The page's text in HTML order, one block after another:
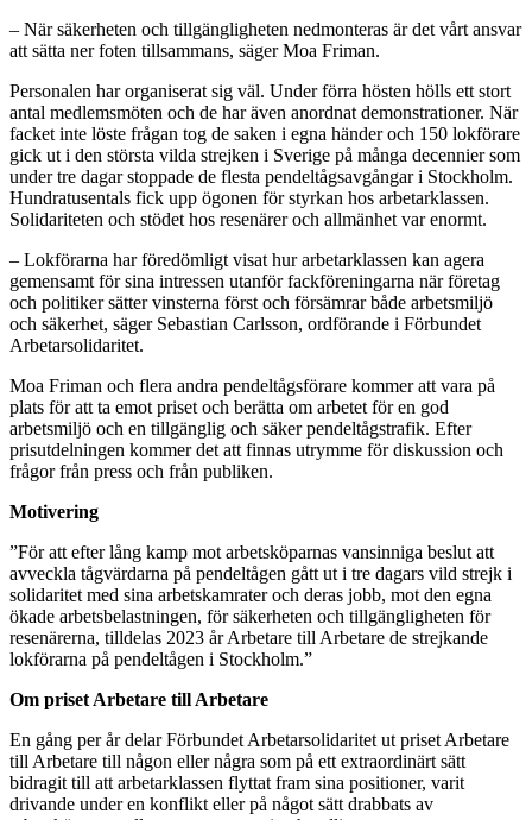
– När säkerheten och tillgängligheten nedmonteras är det vårt ansvar
att sätta ner foten tillsammans, säger Moa Friman.
Personalen har organiserat sig väl. Under förra hösten hölls ett stort
antal medlemsmöten och de har även anordnat demonstrationer. När
facket inte löste frågan tog de saken i egna händer och 150 lokförare
gick ut i den största vilda strejken i Sverige på många decennier som
under tre dagar stoppade de flesta pendeltågsavgångar i Stockholm.
Hundratusentals fick upp ögonen för styrkan hos arbetarklassen.
Solidariteten och stödet hos resenärer och allmänhet var enormt.
– Lokförarna har föredömligt visat hur arbetarklassen kan agera
gemensamt för sina intressen utanför fackföreningarna när företag
och politiker sätter vinsterna först och försämrar både arbetsmiljö
och säkerhet, säger Sebastian Carlsson, ordförande i Förbundet
Arbetarsolidaritet.
Moa Friman och flera andra pendeltågsförare kommer att vara på
plats för att ta emot priset och berätta om arbetet för en god
arbetsmiljö och en tillgänglig och säker pendeltågstrafik. Efter
prisutdelningen kommer det att finnas utrymme för diskussion och
frågor från press och från publiken.
Motivering
”För att efter lång kamp mot arbetsköparnas vansinniga beslut att
avveckla tågvärdarna på pendeltågen gått ut i tre dagars vild strejk i
solidaritet med sina arbetskamrater och deras jobb, mot den egna
ökade arbetsbelastningen, för säkerheten och tillgängligheten för
resenärerna, tilldelas 2023 år Arbetare till Arbetare de strejkande
lokförarna på pendeltågen i Stockholm.”
Om priset Arbetare till Arbetare
En gång per år delar Förbundet Arbetarsolidaritet ut priset Arbetare
till Arbetare till någon eller några som på ett extraordinärt sätt
bidragit till att arbetarklassen flyttat fram sina positioner, varit
drivande under en konflikt eller på något sätt drabbats av